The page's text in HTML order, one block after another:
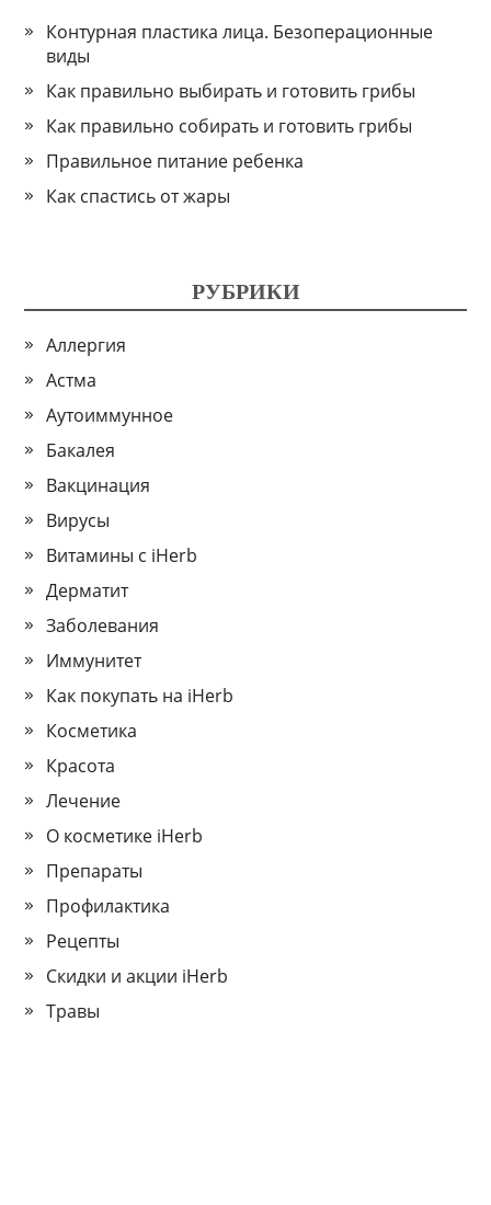
Контурная пластика лица. Безоперационные
виды
Как правильно выбирать и готовить грибы
Как правильно собирать и готовить грибы
Правильное питание ребенка
Как спастись от жары
РУБРИКИ
Аллергия
Астма
Аутоиммунное
Бакалея
Вакцинация
Вирусы
Витамины с iHerb
Дерматит
Заболевания
Иммунитет
Как покупать на iHerb
Косметика
Красота
Лечение
О косметике iHerb
Препараты
Профилактика
Рецепты
Скидки и акции iHerb
Травы